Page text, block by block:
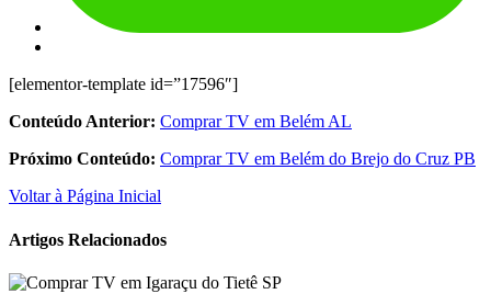
[elementor-template id=”17596″]
Conteúdo Anterior: Comprar TV em Belém AL
Próximo Conteúdo: Comprar TV em Belém do Brejo do Cruz PB
Voltar à Página Inicial
Artigos Relacionados